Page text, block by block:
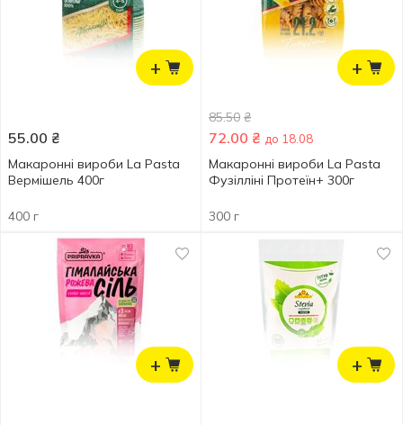
+
55.00 ₴
Макаронні вироби La Pasta
Вермішель 400г
400 г
+
85.50 ₴
72.00 ₴ до 18.08
Макаронні вироби La Pasta
Фузілліні Протеїн+ 300г
300 г
+ +